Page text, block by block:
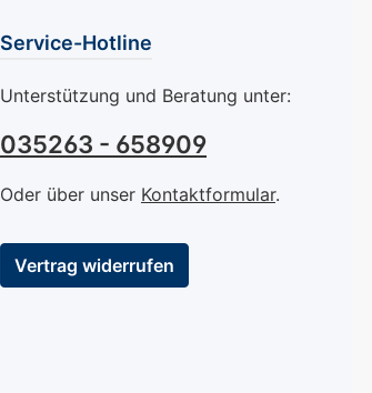
Service-Hotline
Unterstützung und Beratung unter:
035263 - 658909
Oder über unser Kontaktformular.
Vertrag widerrufen